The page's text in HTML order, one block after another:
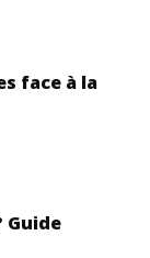
face à la
Guide